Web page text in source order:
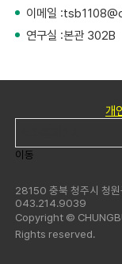
이메일 :
연구실 :본관 302B
개
이동
28150 충북 청주시 청
043.214.9039
Copyright ©
Rights reserved.